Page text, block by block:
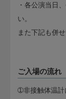
・各公演当日
い。
また下記も併
ご入場の流れ
➀非接触体温計